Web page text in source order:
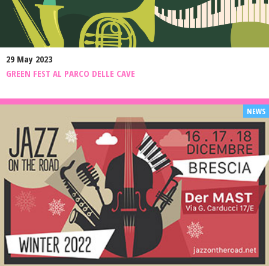
29 May 2023
GREEN FEST AL PARCO DELLE CAVE